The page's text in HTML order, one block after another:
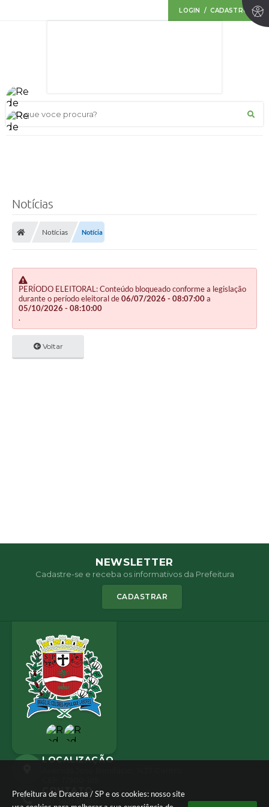
Prefeitura de Dracena / SP e os cookies: nosso site
LOGIN / CADASTRO
O que voce procura?
Notícias
Notícias Notícia
PERÍODO ELEITORAL: Conteúdo bloqueado conforme a legislação
durante o período eleitoral de06/07/2026 - 08:07:00a
05/10/2026 - 08:10:00
.
Voltar
NEWSLETTER
Cadastre-se e receba os informativos da Prefeitura
CADASTRAR
LOCALIZAÇÃO
CONTATO